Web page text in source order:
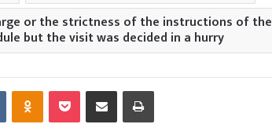
or the strictness of the instructions of the
but the visit was decided in a hurry
VKontakteOdnoklassniki
Pocket Share via Email Print